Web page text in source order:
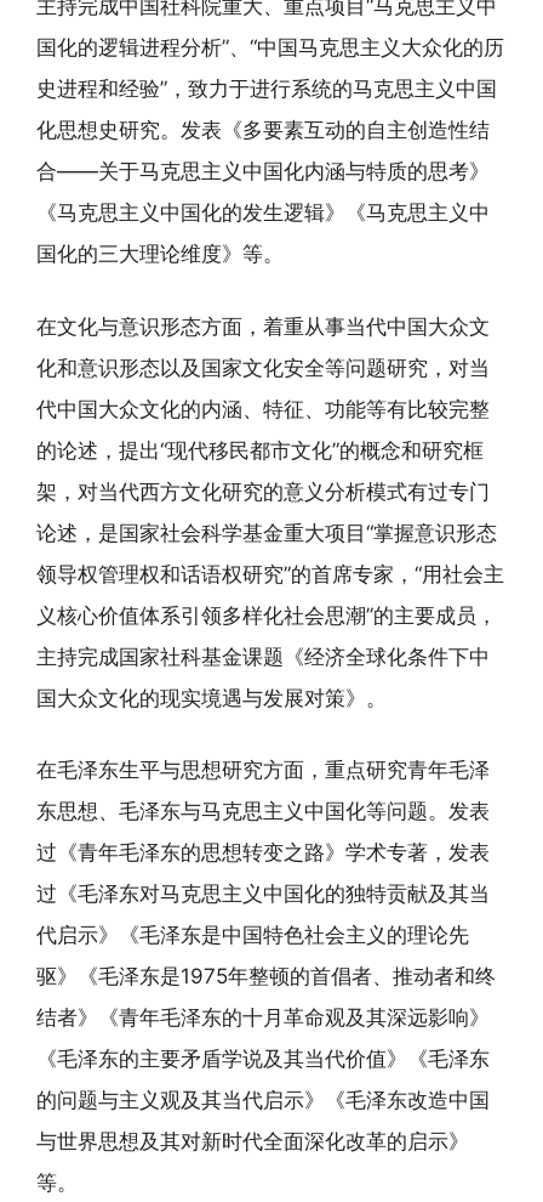
主持完成中国社科院重大、重点项目“马克思主义中
国化的逻辑进程分析”、“中国马克思主义大众化的历
史进程和经验”，致力于进行系统的马克思主义中国
化思想史研究。发表《多要素互动的自主创造性结
合——关于马克思主义中国化内涵与特质的思考》
《马克思主义中国化的发生逻辑》《马克思主义中
国化的三大理论维度》等。
在文化与意识形态方面，着重从事当代中国大众文
化和意识形态以及国家文化安全等问题研究，对当
代中国大众文化的内涵、特征、功能等有比较完整
的论述，提出“现代移民都市文化”的概念和研究框
架，对当代西方文化研究的意义分析模式有过专门
论述，是国家社会科学基金重大项目“掌握意识形态
领导权管理权和话语权研究”的首席专家，“用社会主
义核心价值体系引领多样化社会思潮”的主要成员，
主持完成国家社科基金课题《经济全球化条件下中
国大众文化的现实境遇与发展对策》。
在毛泽东生平与思想研究方面，重点研究青年毛泽
东思想、毛泽东与马克思主义中国化等问题。发表
过《青年毛泽东的思想转变之路》学术专著，发表
过《毛泽东对马克思主义中国化的独特贡献及其当
代启示》《毛泽东是中国特色社会主义的理论先
驱》《毛泽东是1975年整顿的首倡者、推动者和终
结者》《青年毛泽东的十月革命观及其深远影响》
《毛泽东的主要矛盾学说及其当代价值》《毛泽东
的问题与主义观及其当代启示》《毛泽东改造中国
与世界思想及其对新时代全面深化改革的启示》
等。